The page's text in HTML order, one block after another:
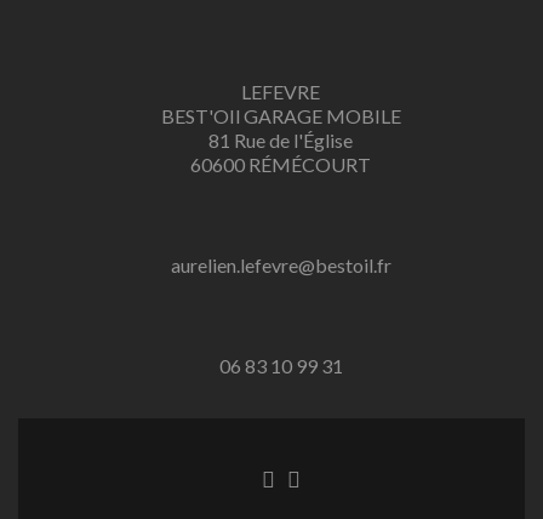
LEFEVRE
BEST'OIl GARAGE MOBILE
81 Rue de l'Église
60600 RÉMÉCOURT
aurelien.lefevre@bestoil.fr
06 83 10 99 31